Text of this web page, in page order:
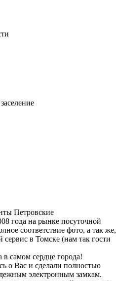
Петровские
года на рынке посуточной
соответствие фото, а так же,
в Томске (нам так гости
самом сердце города!
о Вас и сделали полностью
электронным замкам.